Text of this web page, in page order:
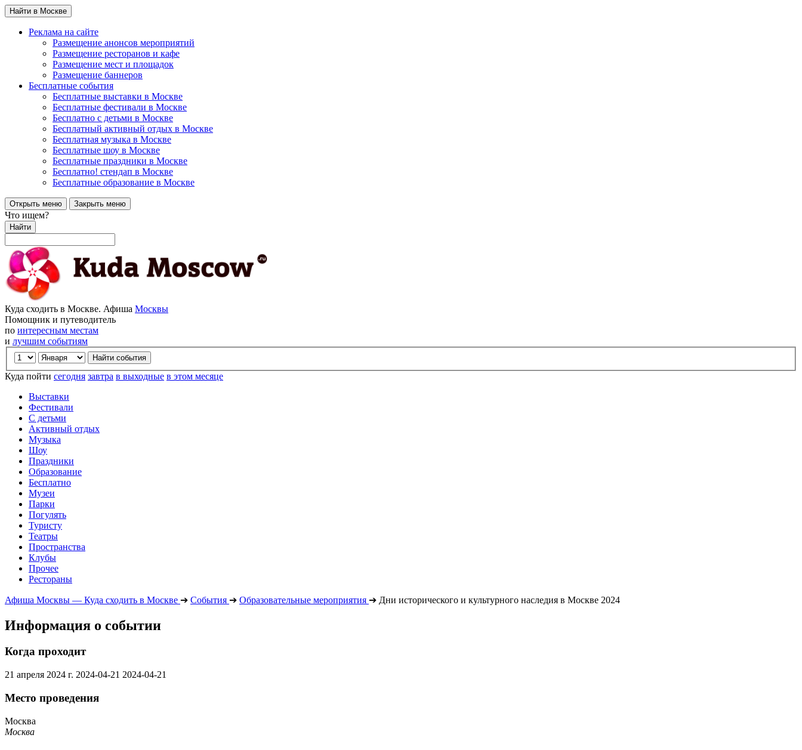
Найти в Москве
Реклама на сайте
Размещение анонсов мероприятий
Размещение ресторанов и кафе
Размещение мест и площадок
Размещение баннеров
Бесплатные события
Бесплатные выставки в Москве
Бесплатные фестивали в Москве
Бесплатно с детьми в Москве
Бесплатный активный отдых в Москве
Бесплатная музыка в Москве
Бесплатные шоу в Москве
Бесплатные праздники в Москве
Бесплатно! стендап в Москве
Бесплатные образование в Москве
Открыть меню Закрыть меню
Что ищем?
Найти
Куда сходить в Москве. Афиша Москвы
Помощник и путеводитель
по интересным местам
и лучшим событиям
Куда пойти сегодня завтра в выходные в этом месяце
Выставки
Фестивали
С детьми
Активный отдых
Музыка
Шоу
Праздники
Образование
Бесплатно
Музеи
Парки
Погулять
Туристу
Театры
Пространства
Клубы
Прочее
Рестораны
Афиша Москвы — Куда сходить в Москве ➔ События ➔ Образовательные мероприятия ➔ Дни исторического и культурного наследия в Москве 2024
Информация о событии
Когда проходит
21 апреля 2024 г. 2024-04-21 2024-04-21
Место проведения
Москва
Москва